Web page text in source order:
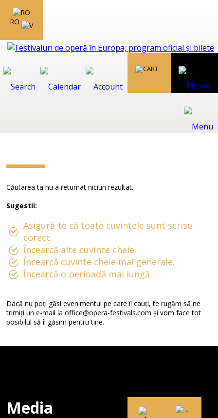
RO
Căutarea ta nu a returnat niciun rezultat.
Sugestii:
Asigură-te că toate cuvintele sunt scrise
corect.
Încearcă alte cuvinte cheie.
Încearcă cuvinte cheie mai generale.
Încearcă o perioadă mai lungă.
Dacă nu poți găsi evenimentul pe care îl cauți, te rugăm să ne
trimiți un e-mail laoffice@opera-festivals.com și vom face tot
posibilul să îl găsim pentru tine.
Media